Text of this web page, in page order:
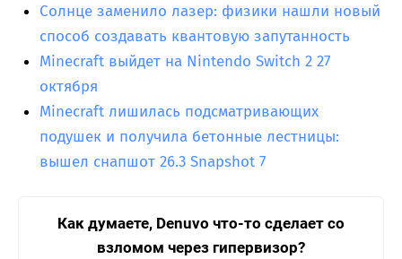
Солнце заменило лазер: физики нашли новый
способ создавать квантовую запутанность
Minecraft выйдет на Nintendo Switch 2 27
октября
Minecraft лишилась подсматривающих
подушек и получила бетонные лестницы:
вышел снапшот 26.3 Snapshot 7
Как думаете, Denuvo что-то сделает со
взломом через гипервизор?